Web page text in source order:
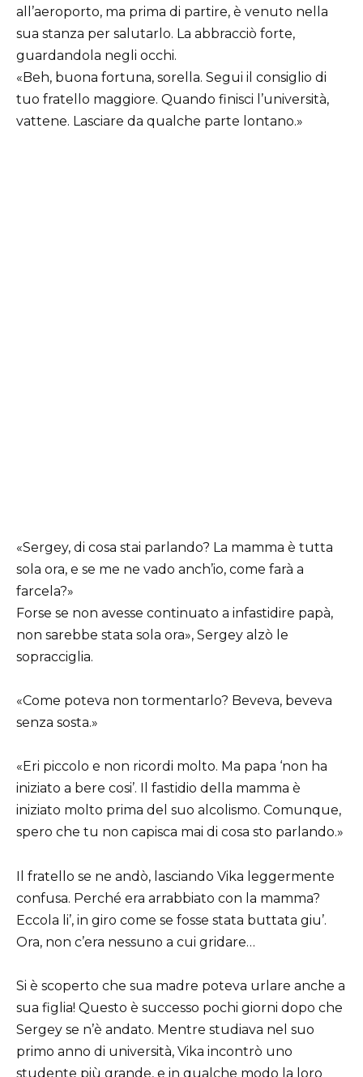
all’aeroporto, ma prima di partire, è venuto nella
sua stanza per salutarlo. La abbracciò forte,
guardandola negli occhi.
«Beh, buona fortuna, sorella. Segui il consiglio di
tuo fratello maggiore. Quando finisci l’università,
vattene. Lasciare da qualche parte lontano.»
«Sergey, di cosa stai parlando? La mamma è tutta
sola ora, e se me ne vado anch’io, come farà a
farcela?»
Forse se non avesse continuato a infastidire papà,
non sarebbe stata sola ora», Sergey alzò le
sopracciglia.
«Come poteva non tormentarlo? Beveva, beveva
senza sosta.»
«Eri piccolo e non ricordi molto. Ma papa ‘non ha
iniziato a bere cosi’. Il fastidio della mamma è
iniziato molto prima del suo alcolismo. Comunque,
spero che tu non capisca mai di cosa sto parlando.»
Il fratello se ne andò, lasciando Vika leggermente
confusa. Perché era arrabbiato con la mamma?
Eccola li’, in giro come se fosse stata buttata giu’.
Ora, non c’era nessuno a cui gridare…
Si è scoperto che sua madre poteva urlare anche a
sua figlia! Questo è successo pochi giorni dopo che
Sergey se n’è andato. Mentre studiava nel suo
primo anno di università, Vika incontrò uno
studente più grande, e in qualche modo la loro